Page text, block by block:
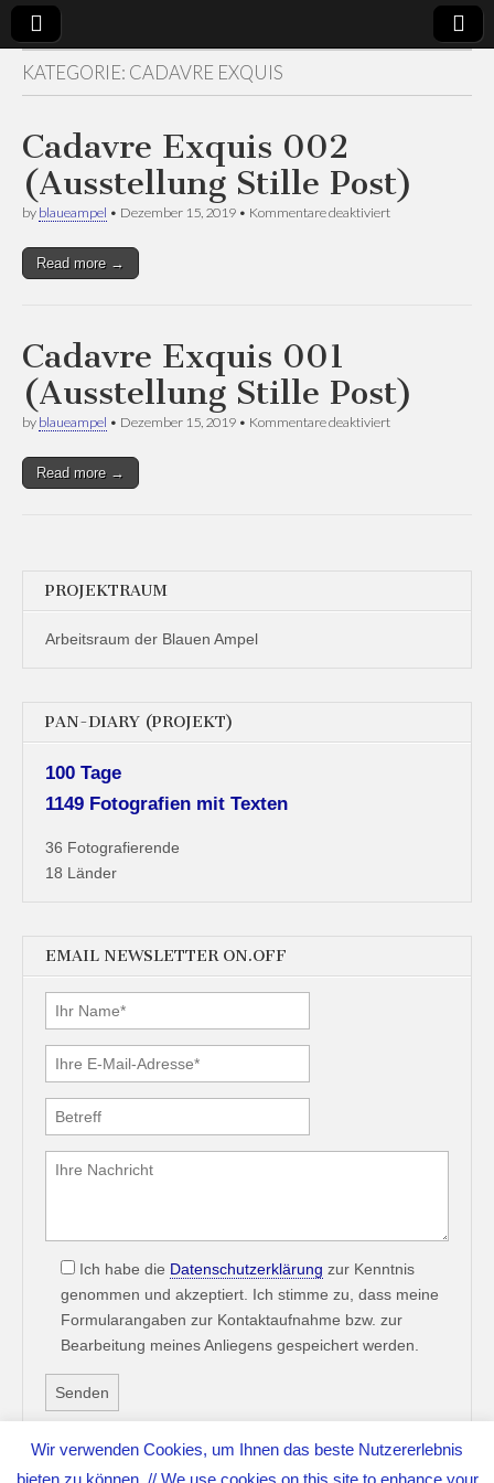
Künstlergruppe
Blaue Ampel
projectroom
KATEGORIE: CADAVRE EXQUIS
Cadavre Exquis 002
(Ausstellung Stille Post)
by blaueampel • Dezember 15, 2019 • Kommentare deaktiviertfür
Read more →
Cadavre Exquis 001
(Ausstellung Stille Post)
by blaueampel • Dezember 15, 2019 • Kommentare deaktiviertfür
Read more →
PROJEKTRAUM
Arbeitsraum der Blauen Ampel
PAN-DIARY (PROJEKT)
100 Tage
1149 Fotografien mit Texten
36 Fotografierende
18 Länder
EMAIL NEWSLETTER ON.OFF
Ich habe die Datenschutzerklärung zur Kenntnis
genommen und akzeptiert. Ich stimme zu, dass meine
Formularangaben zur Kontaktaufnahme bzw. zur
Bearbeitung meines Anliegens gespeichert werden.
Wir verwenden Cookies, um Ihnen das beste Nutzererlebnis
bieten zu können. // We use cookies on this site to enhance your